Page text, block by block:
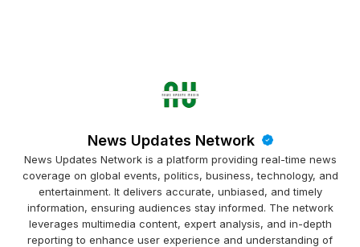
News Updates Network
News Updates Network is a platform providing real-time news
coverage on global events, politics, business, technology, and
entertainment. It delivers accurate, unbiased, and timely
information, ensuring audiences stay informed. The network
leverages multimedia content, expert analysis, and in-depth
reporting to enhance user experience and understanding of